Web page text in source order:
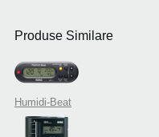
Produse Similare
Humidi-Beat